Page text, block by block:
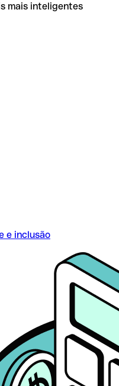
mais inteligentes
e inclusão